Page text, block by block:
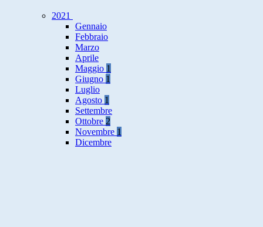
2021
Gennaio
Febbraio
Marzo
Aprile
Maggio 1
Giugno 1
Luglio
Agosto 1
Settembre
Ottobre 2
Novembre 1
Dicembre